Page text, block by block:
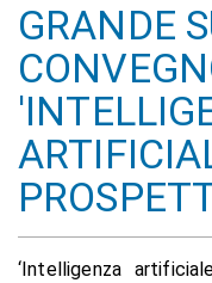
GRANDE
‘Intelligenza